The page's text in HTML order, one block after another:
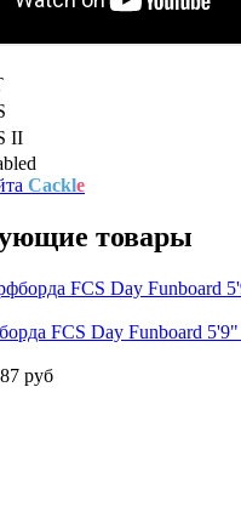
II
Cackle
товары
FCS Day Funboard
руб